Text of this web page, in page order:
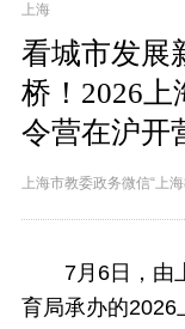
上海
看城市发展
桥！2026上
令营在沪开
上海市教委政务微信“
7月6日，由
育局承办的2026